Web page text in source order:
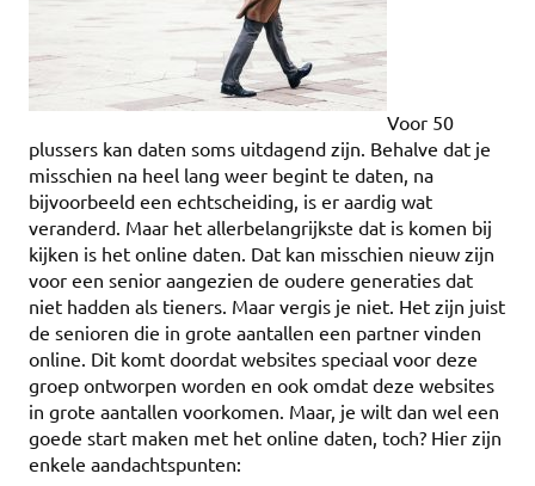
Voor 50
plussers kan daten soms uitdagend zijn. Behalve dat je
misschien na heel lang weer begint te daten, na
bijvoorbeeld een echtscheiding, is er aardig wat
veranderd. Maar het allerbelangrijkste dat is komen bij
kijken is het online daten. Dat kan misschien nieuw zijn
voor een senior aangezien de oudere generaties dat
niet hadden als tieners. Maar vergis je niet. Het zijn juist
de senioren die in grote aantallen een partner vinden
online. Dit komt doordat websites speciaal voor deze
groep ontworpen worden en ook omdat deze websites
in grote aantallen voorkomen. Maar, je wilt dan wel een
goede start maken met het online daten, toch? Hier zijn
enkele aandachtspunten: